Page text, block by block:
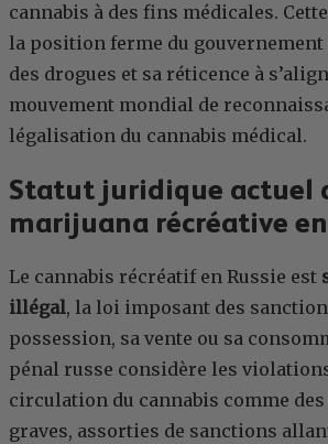
cannabis à des fins médicales.
la position ferme du
des drogues et sa réticence à
mouvement mondial de
légalisation du cannabis médical.
Statut juridique actuel
marijuana récréative
Le cannabis récréatif en Russie est
illégal, la loi imposant des
possession, sa vente ou sa
pénal russe considère les
circulation du cannabis comme
graves, assorties de sanctions